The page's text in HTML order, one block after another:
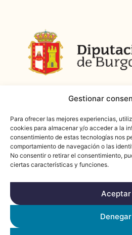
Gestionar
Para ofrecer las mejores experiencias,
cookies para almacenar y/o acceder a la
consentimiento de estas tecnologías nos
comportamiento de navegación o las
No consentir o retirar el consentimiento,
ciertas características y funciones.
Aceptar
Denegar